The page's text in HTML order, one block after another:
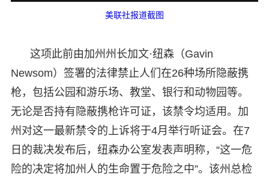
美联社报道截图
这项此前由加州州长加文·纽森（Gavin
Newsom）签署的法律禁止人们在26种场所隐蔽携
枪，包括公园和游乐场、教堂、银行和动物园等。
无论是否持有隐蔽携枪许可证，该禁令均适用。加
州对这一最新禁令的上诉将于4月举行听证会。在7
日的裁决发布后，纽森办公室发表声明称，“这一危
险的决定将加州人的生命置于危险之中”。该州总检